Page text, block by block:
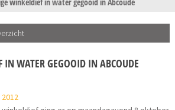
IN WATER GEGOOID IN ABCOUDE